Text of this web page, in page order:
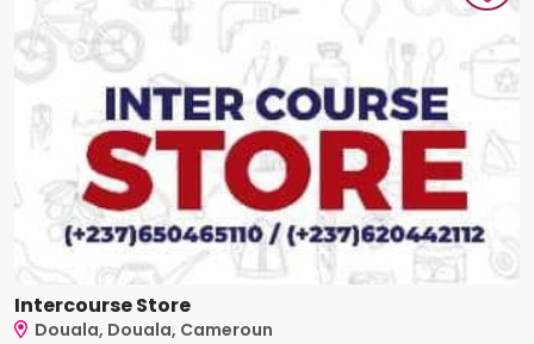
Intercourse Store
Douala, Douala, Cameroun